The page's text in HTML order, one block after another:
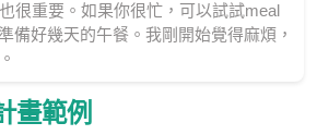
很重要。如果你很忙，可以試試meal
備好幾天的午餐。我剛開始覺得麻煩，
畫範例